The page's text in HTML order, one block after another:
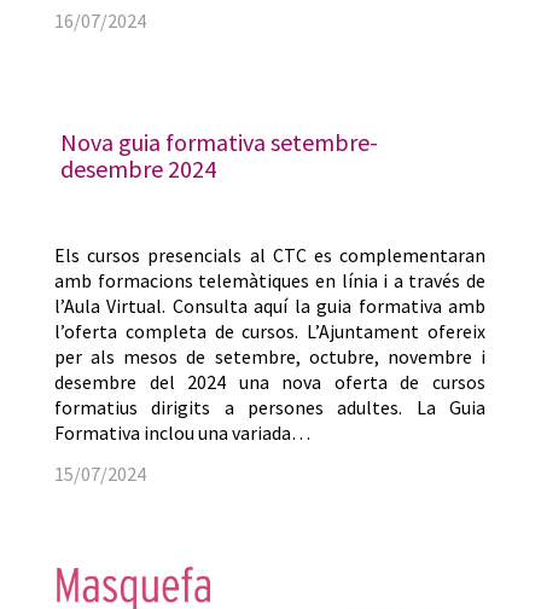
16/07/2024
Nova guia formativa setembre-
desembre 2024
Els cursos presencials al CTC es complementaran
amb formacions telemàtiques en línia i a través de
l’Aula Virtual. Consulta aquí la guia formativa amb
l’oferta completa de cursos. L’Ajuntament ofereix
per als mesos de setembre, octubre, novembre i
desembre del 2024 una nova oferta de cursos
formatius dirigits a persones adultes. La Guia
Formativa inclou una variada…
15/07/2024